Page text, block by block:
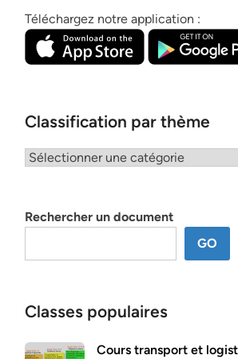
Téléchargez notre application :
Classification par thème
Classification
Rechercher un document
GO
Classes populaires
Cours transport et